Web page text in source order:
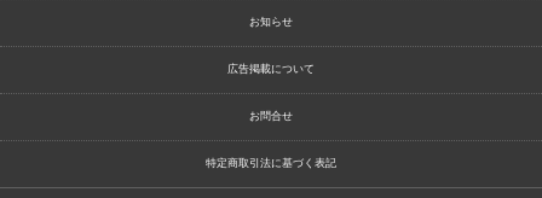
お知らせ
広告掲載について
お問合せ
特定商取引法に基づく表記